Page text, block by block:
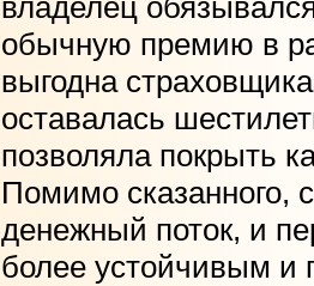
владелец
обычную премию в
выгодна
оставалась
позволяла покрыть
Помимо сказанного,
денежный поток, и
более устойчивым и